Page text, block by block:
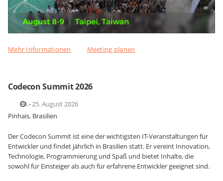
Mehr Informationen Meeting planen
Codecon Summit 2026
14.–25. August 2026
Pinhais, Brasilien
Der Codecon Summit ist eine der wichtigsten IT-Veranstaltungen für
Entwickler und findet jährlich in Brasilien statt. Er vereint Innovation,
Technologie, Programmierung und Spaß und bietet Inhalte, die
sowohl für Einsteiger als auch für erfahrene Entwickler geeignet sind.